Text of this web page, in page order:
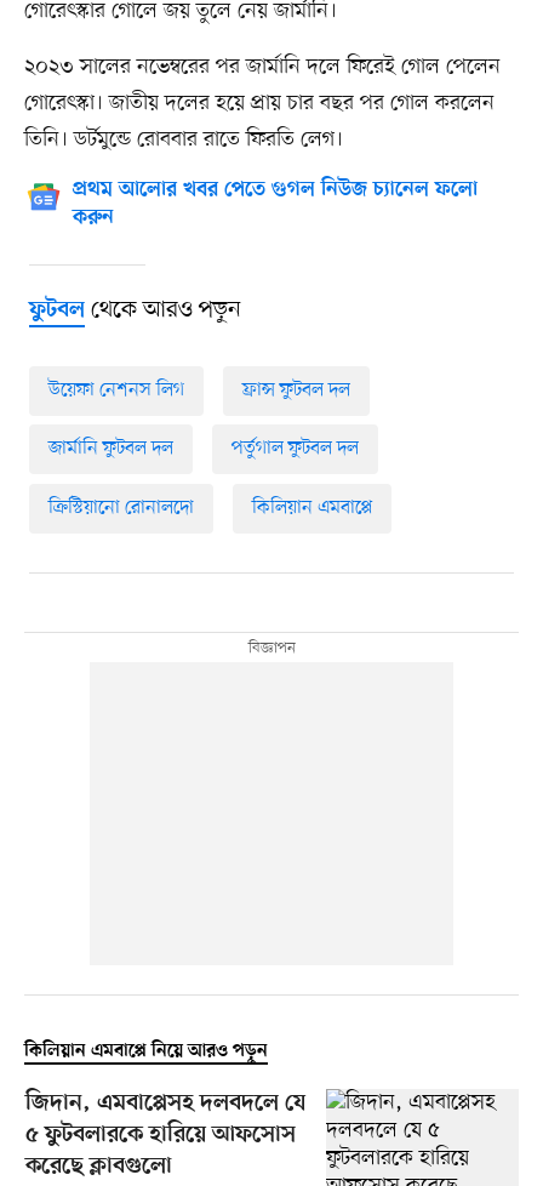
গোরেৎস্কার গোলে জয় তুলে নেয় জার্মানি।
২০২৩ সালের নভেম্বরের পর জার্মানি দলে ফিরেই গোল পেলেন
গোরেৎস্কা। জাতীয় দলের হয়ে প্রায় চার বছর পর গোল করলেন
তিনি। ডর্টমুন্ডে রোববার রাতে ফিরতি লেগ।
প্রথম আলোর খবর পেতে গুগল নিউজ চ্যানেল ফলো
করুন
ফুটবলথেকে আরও পড়ুন
উয়েফা নেশনস লিগ ফ্রান্স ফুটবল দল
জার্মানি ফুটবল দল পর্তুগাল ফুটবল দল
ক্রিস্টিয়ানো রোনালদো কিলিয়ান এমবাপ্পে
কিলিয়ান এমবাপ্পে নিয়ে আরও পড়ুন
জিদান, এমবাপ্পেসহ দলবদলে যে
৫ ফুটবলারকে হারিয়ে আফসোস
করেছে ক্লাবগুলো